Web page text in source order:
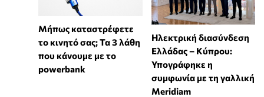
Μήπως καταστρέφετε
το κινητό σας; Τα 3 λάθη
που κάνουμε με το
powerbank
Ηλεκτρική διασύνδεση
Ελλάδας – Κύπρου:
Υπογράφηκε η
συμφωνία με τη γαλλική
Meridiam